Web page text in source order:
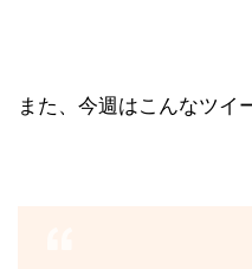
また、今週はこんなツイ